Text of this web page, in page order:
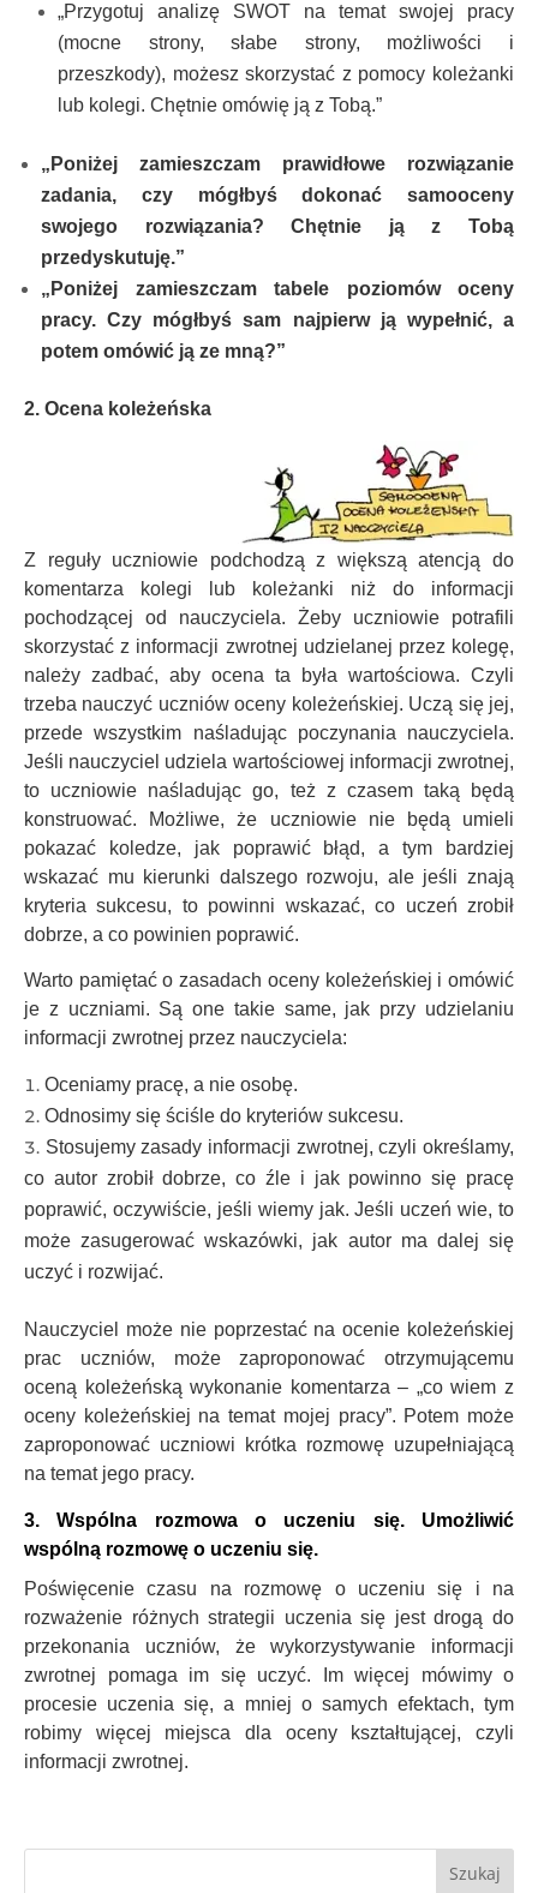
„Przygotuj analizę SWOT na temat swojej pracy
(mocne strony, słabe strony, możliwości i
przeszkody), możesz skorzystać z pomocy koleżanki
lub kolegi. Chętnie omówię ją z Tobą.”
„Poniżej zamieszczam prawidłowe rozwiązanie
zadania, czy mógłbyś dokonać samooceny
swojego rozwiązania? Chętnie ją z Tobą
przedyskutuję.”
„Poniżej zamieszczam tabele poziomów oceny
pracy. Czy mógłbyś sam najpierw ją wypełnić, a
potem omówić ją ze mną?”
2. Ocena koleżeńska
Z reguły uczniowie podchodzą z większą atencją do
komentarza kolegi lub koleżanki niż do informacji
pochodzącej od nauczyciela. Żeby uczniowie potrafili
skorzystać z informacji zwrotnej udzielanej przez kolegę,
należy zadbać, aby ocena ta była wartościowa. Czyli
trzeba nauczyć uczniów oceny koleżeńskiej. Uczą się jej,
przede wszystkim naśladując poczynania nauczyciela.
Jeśli nauczyciel udziela wartościowej informacji zwrotnej,
to uczniowie naśladując go, też z czasem taką będą
konstruować. Możliwe, że uczniowie nie będą umieli
pokazać koledze, jak poprawić błąd, a tym bardziej
wskazać mu kierunki dalszego rozwoju, ale jeśli znają
kryteria sukcesu, to powinni wskazać, co uczeń zrobił
dobrze, a co powinien poprawić.
Warto pamiętać o zasadach oceny koleżeńskiej i omówić
je z uczniami. Są one takie same, jak przy udzielaniu
informacji zwrotnej przez nauczyciela:
Oceniamy pracę, a nie osobę.
Odnosimy się ściśle do kryteriów sukcesu.
Stosujemy zasady informacji zwrotnej, czyli określamy,
co autor zrobił dobrze, co źle i jak powinno się pracę
poprawić, oczywiście, jeśli wiemy jak. Jeśli uczeń wie, to
może zasugerować wskazówki, jak autor ma dalej się
uczyć i rozwijać.
Nauczyciel może nie poprzestać na ocenie koleżeńskiej
prac uczniów, może zaproponować otrzymującemu
oceną koleżeńską wykonanie komentarza – „co wiem z
oceny koleżeńskiej na temat mojej pracy”. Potem może
zaproponować uczniowi krótka rozmowę uzupełniającą
na temat jego pracy.
3. Wspólna rozmowa o uczeniu się. Umożliwić
wspólną rozmowę o uczeniu się.
Poświęcenie czasu na rozmowę o uczeniu się i na
rozważenie różnych strategii uczenia się jest drogą do
przekonania uczniów, że wykorzystywanie informacji
zwrotnej pomaga im się uczyć. Im więcej mówimy o
procesie uczenia się, a mniej o samych efektach, tym
robimy więcej miejsca dla oceny kształtującej, czyli
informacji zwrotnej.
Szukaj